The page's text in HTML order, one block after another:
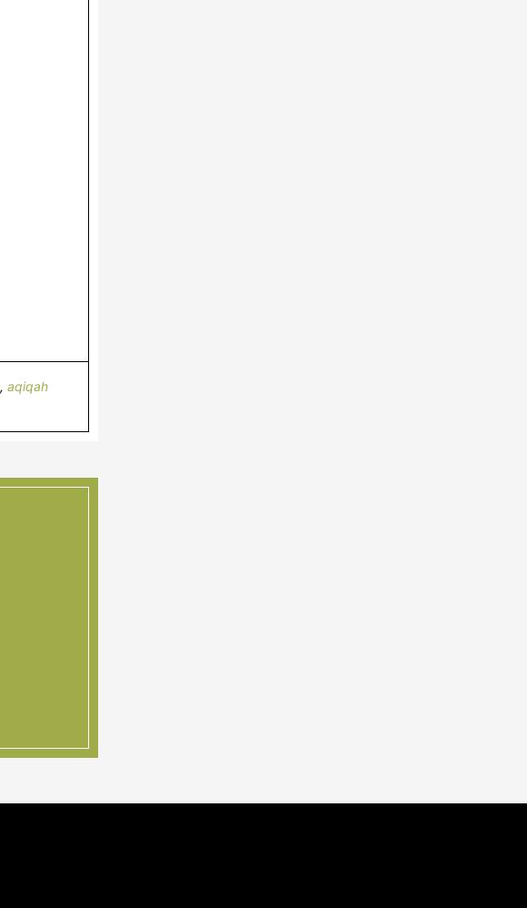
, aqiqah